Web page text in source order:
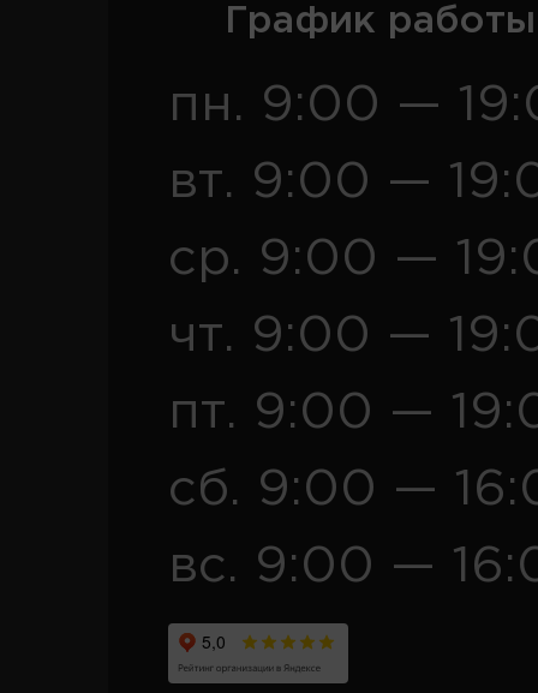
График
пн. 9:00 —
вт. 9:00 —
ср. 9:00 —
чт. 9:00 —
пт. 9:00 —
сб. 9:00 —
вс. 9:00 —